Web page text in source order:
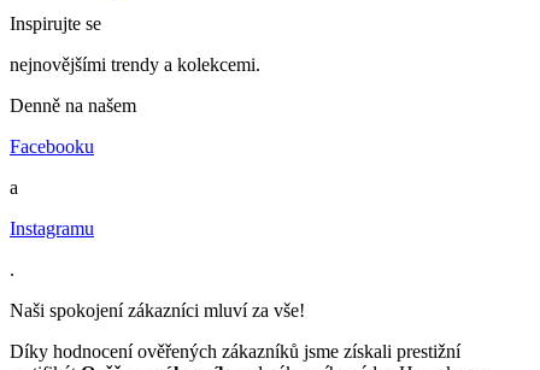
Inspirujte se
nejnovějšími trendy a kolekcemi.
Denně na našem
Facebooku
a
Instagramu
.
Naši spokojení zákazníci mluví za vše!
Díky hodnocení ověřených zákazníků jsme získali prestižní